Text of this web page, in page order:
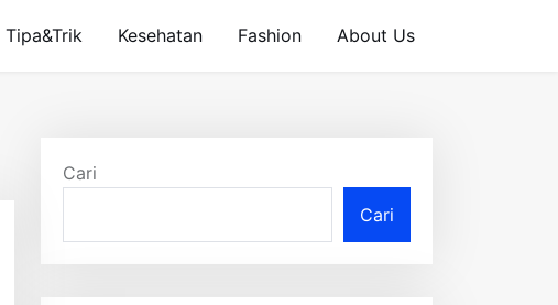
Tipa&Trik Kesehatan Fashion About Us
Cari
Cari